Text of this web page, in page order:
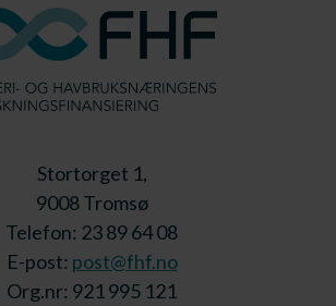
Stortorget 1,
9008 Tromsø
Telefon: 23 89 64 08
E-post: post@fhf.no
Org.nr: 921 995 121